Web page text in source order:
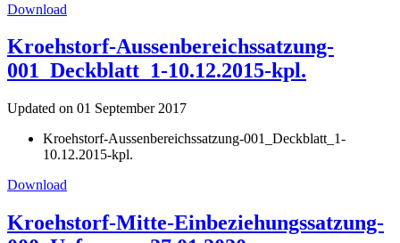
Download
Kroehstorf-Aussenbereichssatzung-
001_Deckblatt_1-10.12.2015-kpl.
Updated on 01 September 2017
Kroehstorf-Aussenbereichssatzung-001_Deckblatt_1-
10.12.2015-kpl.
Download
Kroehstorf-Mitte-Einbeziehungssatzung-